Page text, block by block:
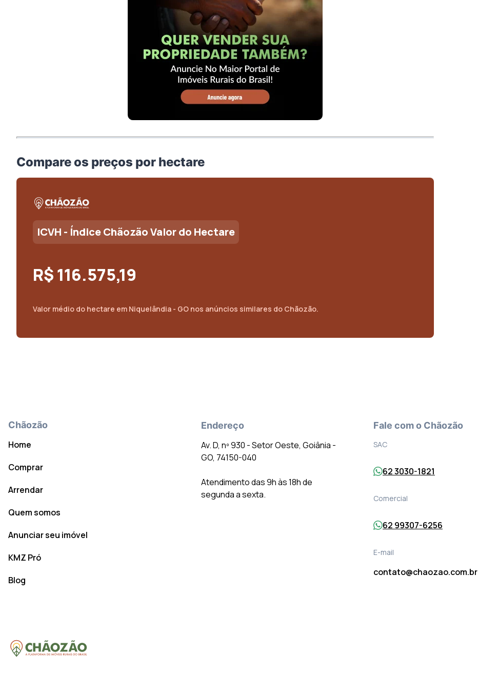
Compare os preços por hectare
ICVH - Índice Chãozão Valor do Hectare
R$ 116.575,19
Valor médio do hectare em Niquelândia - GO nos anúncios similares do Chãozão.
Chãozão
Home
Comprar
Arrendar
Quem somos
Anunciar seu imóvel
KMZ Pró
Blog
Endereço
Av. D, nº 930 - Setor Oeste, Goiânia -
GO, 74150-040
Atendimento das 9h às 18h de
segunda a sexta.
Fale com o Chãozão
SAC
62 3030-1821
Comercial
62 99307-6256
E-mail
contato@chaozao.com.br